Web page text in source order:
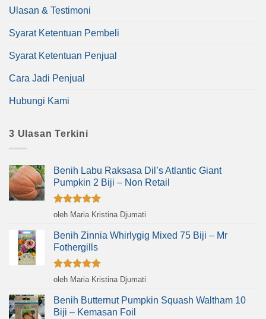
Ulasan & Testimoni
Syarat Ketentuan Pembeli
Syarat Ketentuan Penjual
Cara Jadi Penjual
Hubungi Kami
3 Ulasan Terkini
Benih Labu Raksasa Dil’s Atlantic Giant
Pumpkin 2 Biji – Non Retail
Dinilai5
oleh Maria Kristina Djumati
Benih Zinnia Whirlygig Mixed 75 Biji – Mr
Fothergills
Dinilai5
oleh Maria Kristina Djumati
Benih Butternut Pumpkin Squash Waltham 10
Biji – Kemasan Foil